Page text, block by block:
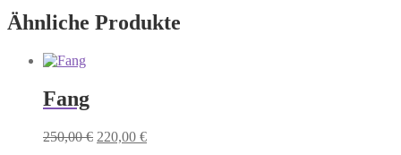
Ähnliche Produkte
Fang
250,00€ Ursprünglicher
220,00 €Aktueller